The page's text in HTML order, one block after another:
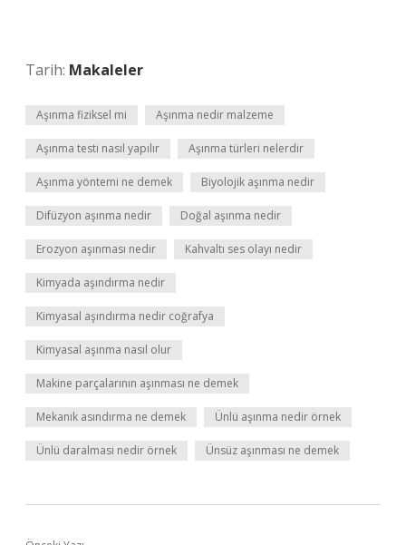
Tarih: Makaleler
Aşınma fiziksel mi Aşınma nedir malzeme
Aşınma testi nasıl yapılır Aşınma türleri nelerdir
Aşınma yöntemi ne demek Biyolojik aşınma nedir
Difüzyon aşınma nedir Doğal aşınma nedir
Erozyon aşınması nedir Kahvaltı ses olayı nedir
Kimyada aşındırma nedir
Kimyasal aşındırma nedir coğrafya
Kimyasal aşınma nasıl olur
Makine parçalarının aşınması ne demek
Mekanik asındırma ne demek Ünlü aşınma nedir örnek
Ünlü daralmasi nedir örnek Ünsüz aşınması ne demek